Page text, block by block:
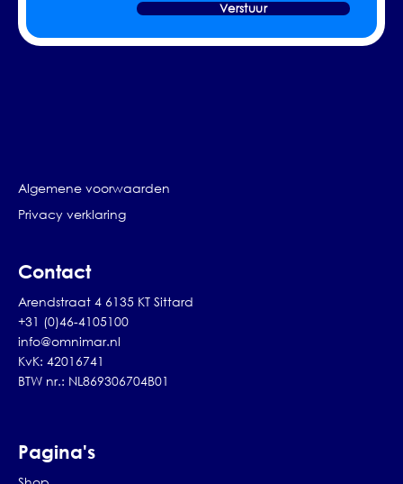
Verstuur
Algemene voorwaarden
Privacy verklaring
Contact
Arendstraat 4 6135 KT Sittard
+31 (0)46-4105100
info@omnimar.nl
KvK: 42016741
BTW nr.: NL869306704B01
Pagina's